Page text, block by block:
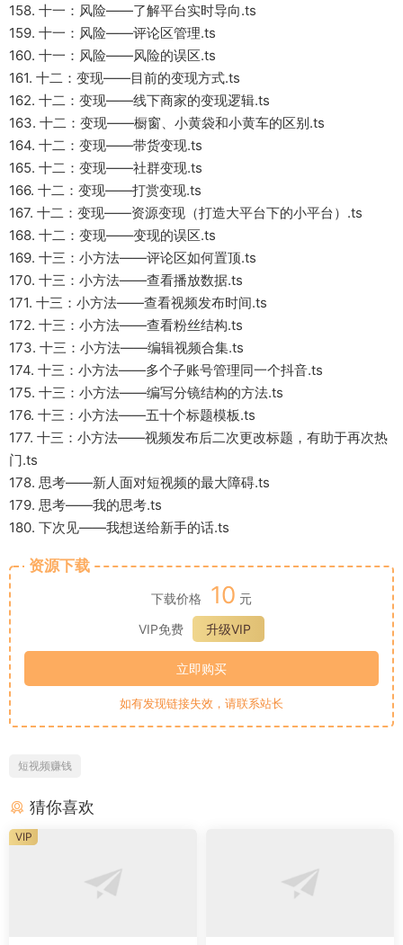
158. 十一：风险——了解平台实时导向.ts
159. 十一：风险——评论区管理.ts
160. 十一：风险——风险的误区.ts
161. 十二：变现——目前的变现方式.ts
162. 十二：变现——线下商家的变现逻辑.ts
163. 十二：变现——橱窗、小黄袋和小黄车的区别.ts
164. 十二：变现——带货变现.ts
165. 十二：变现——社群变现.ts
166. 十二：变现——打赏变现.ts
167. 十二：变现——资源变现（打造大平台下的小平台）.ts
168. 十二：变现——变现的误区.ts
169. 十三：小方法——评论区如何置顶.ts
170. 十三：小方法——查看播放数据.ts
171. 十三：小方法——查看视频发布时间.ts
172. 十三：小方法——查看粉丝结构.ts
173. 十三：小方法——编辑视频合集.ts
174. 十三：小方法——多个子账号管理同一个抖音.ts
175. 十三：小方法——编写分镜结构的方法.ts
176. 十三：小方法——五十个标题模板.ts
177. 十三：小方法——视频发布后二次更改标题，有助于再次热
门.ts
178. 思考——新人面对短视频的最大障碍.ts
179. 思考——我的思考.ts
180. 下次见——我想送给新手的话.ts
资源下载
下载价格 10 元
VIP免费
升级VIP
立即购买
如有发现链接失效，请联系站长
短视频赚钱
猜你喜欢
VIP